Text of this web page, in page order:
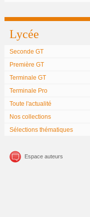
Lycée
Seconde GT
Première GT
Terminale GT
Terminale Pro
Toute l'actualité
Nos collections
Sélections thématiques
Espace auteurs